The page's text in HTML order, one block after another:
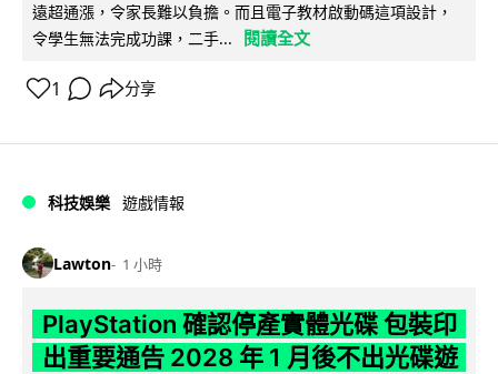
遠超通漲，令家長難以負擔。而且電子教材啟動碼這項設計，
令學生無法完成功課，二手...
閱讀全文
1 分享
科技娛樂 遊戲情報
Lawton 1 小時
PlayStation 確認停產實體光碟 包裝印
出重要通告 2028 年 1 月後不出光碟遊